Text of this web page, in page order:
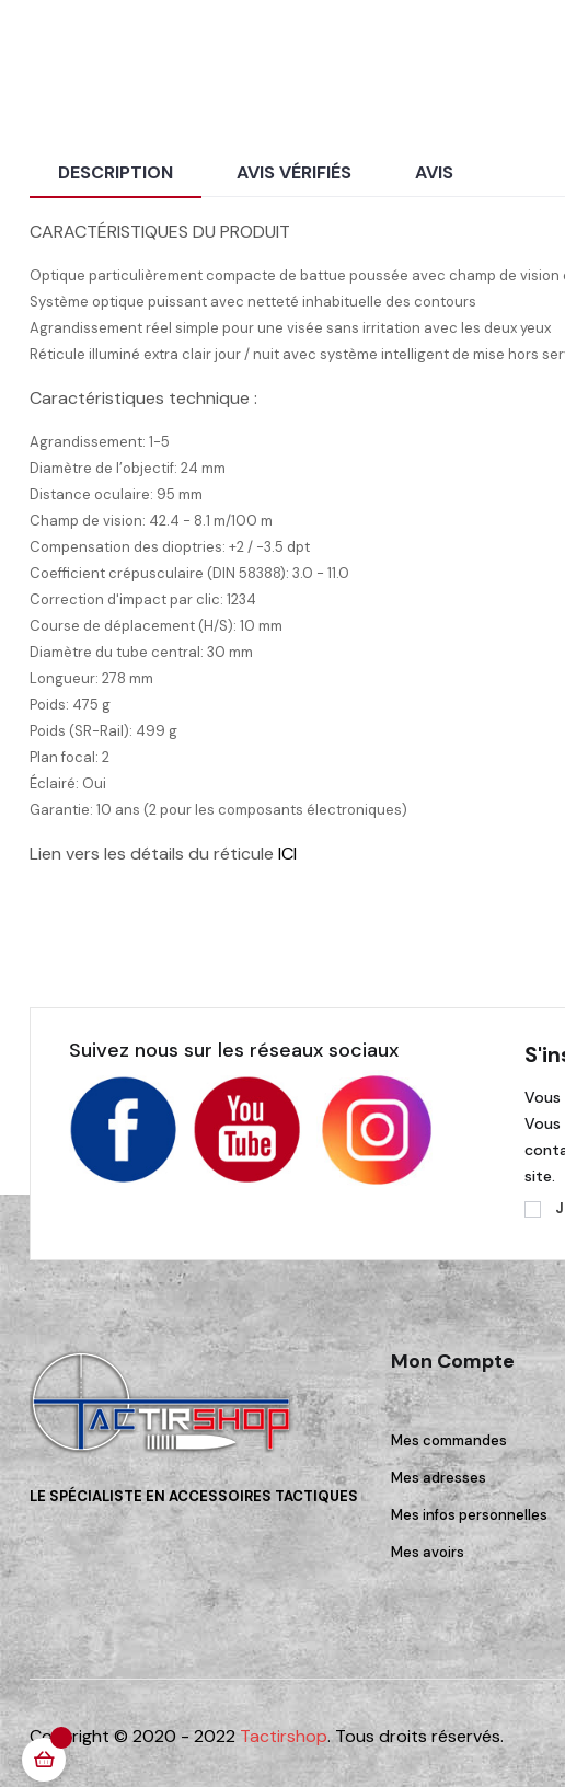
DESCRIPTION AVIS VÉRIFIÉS AVIS
CARACTÉRISTIQUES DU PRODUIT
Optique particulièrement compacte de battue poussée avec champ de vision
Système optique puissant avec netteté inhabituelle des contours
Agrandissement réel simple pour une visée sans irritation avec les deux yeux
Réticule illuminé extra clair jour / nuit avec système intelligent de mise hors
Caractéristiques technique :
Agrandissement: 1-5
Diamètre de l’objectif: 24 mm
Distance oculaire: 95 mm
Champ de vision: 42.4 - 8.1 m/100 m
Compensation des dioptries: +2 / -3.5 dpt
Coefficient crépusculaire (DIN 58388): 3.0 - 11.0
Correction d'impact par clic: 1234
Course de déplacement (H/S): 10 mm
Diamètre du tube central: 30 mm
Longueur: 278 mm
Poids: 475 g
Poids (SR-Rail): 499 g
Plan focal: 2
Éclairé: Oui
Garantie: 10 ans (2 pour les composants électroniques)
Lien vers les détails du réticule ICI
Suivez nous sur les réseaux sociaux
site.
LE SPÉCIALISTE EN ACCESSOIRES TACTIQUES
Mon Compte
Mes commandes
Mes adresses
Mes infos personnelles
Mes avoirs
Copyright © 2020 - 2022 Tactirshop. Tous droits réservés.